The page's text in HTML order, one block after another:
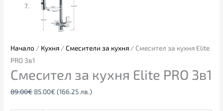
Начало / Кухня /Смесители за кухня / Смесител за кухня Elite
PRO 3в1
Смесител за кухня Elite PRO 3в1
89.00€ 85.00€ (166.25 лв.)